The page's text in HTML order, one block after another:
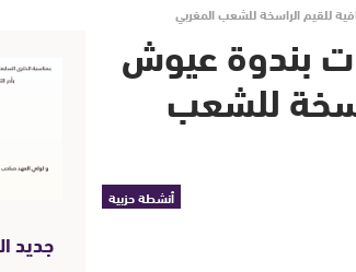
للقيم الراسخة للشعب المغربي
بندوة عيوش
للشعب
أنشطة حزبية
جديد